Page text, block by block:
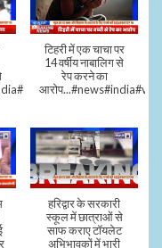
टिहरी में एक चाचा पर
14 वर्षीय नाबालिग से
रेप करने का
हरिद्वार के सरकारी
स्कूल में छात्राओं से
साफ कराए टॉयलेट
अभिभावकों में भारी